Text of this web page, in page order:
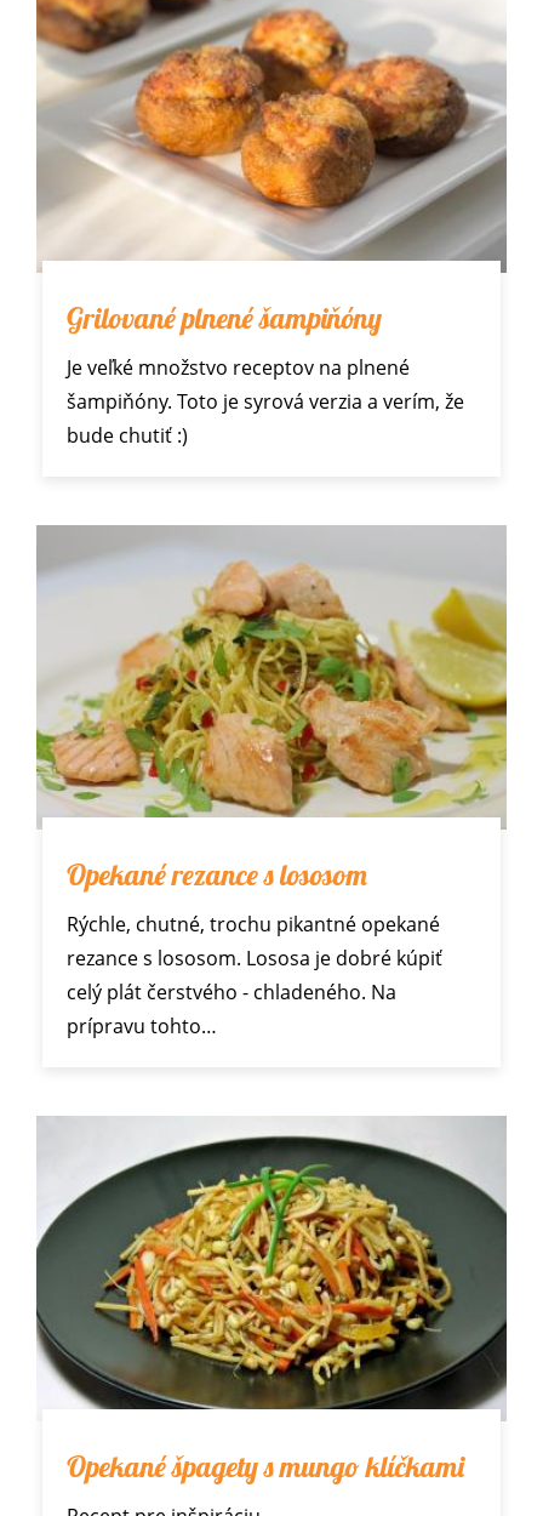
Grilované plnené šampiňóny
Je veľké množstvo receptov na plnené
šampiňóny. Toto je syrová verzia a verím, že
bude chutiť :)
Opekané rezance s lososom
Rýchle, chutné, trochu pikantné opekané
rezance s lososom. Lososa je dobré kúpiť
celý plát čerstvého - chladeného. Na
prípravu tohto…
Opekané špagety s mungo klíčkami